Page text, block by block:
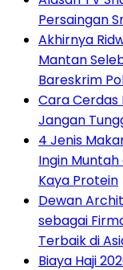
Persaingan
Akhirnya
Mantan
Bareskrim
Cara Cerdas
Jangan
4 Jenis
Ingin
Kaya Protein
Dewan
sebagai
Terbaik di
Biaya Haji